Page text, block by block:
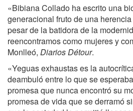
«Bibiana Collado ha escrito una
generacional fruto de una
pesar de la batidora de la
reencontramos como mujeres y
Monlleó, Diarios Détour.
«Yeguas exhaustas es la
deambuló entre lo que se
promesa que nunca encontró su
promesa de vida que se derramó